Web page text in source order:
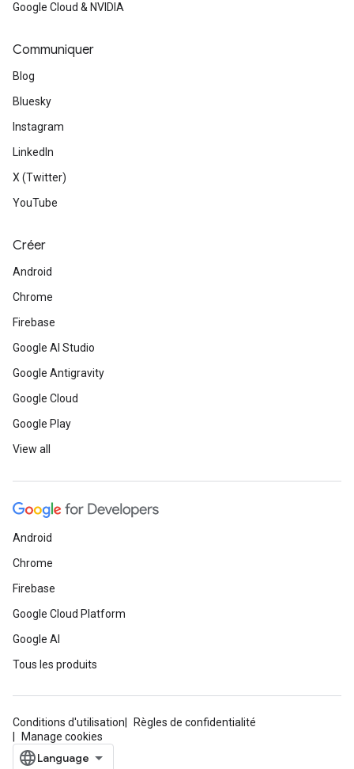
Google Cloud & NVIDIA
Communiquer
Blog
Bluesky
Instagram
LinkedIn
X (Twitter)
YouTube
Créer
Android
Chrome
Firebase
Google AI Studio
Google Antigravity
Google Cloud
Google Play
View all
Android
Chrome
Firebase
Google Cloud Platform
Google AI
Tous les produits
Conditions d'utilisation
Règles de confidentialité
Manage cookies